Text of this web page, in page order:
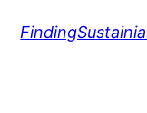
Inhalt